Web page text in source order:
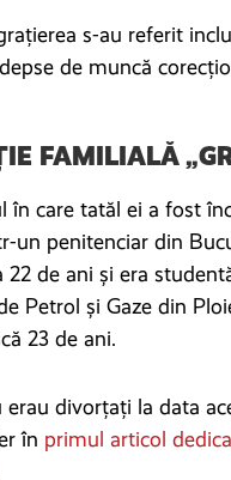
s-au referit
de muncă
FAMILIALĂ
în care tatăl ei a fost
un penitenciar din
22 de ani și era
Petrol și Gaze din
23 de ani.
erau divorțați la data
în primul articol